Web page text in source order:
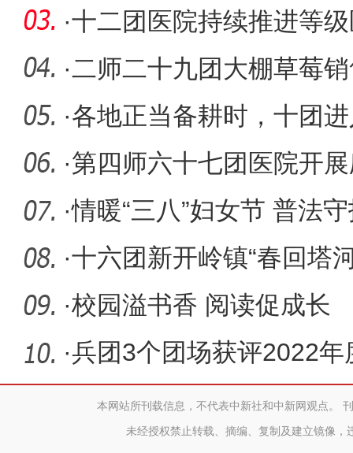
来
·十二团医院持续推进等
·二师二十九团大棚草莓
·各地正当备耕时，十团
·第四师六十七团医院开
活动
·情暖“三八”妇女节 普法守
·十六团新开岭镇“春回塔
列文
·校园溢书香 阅读促成长
·兵团3个团场获评2022
动先进县
本网站所刊载信息，不代表中新社和中新网观点。
未经授权禁止转载、摘编、复制及建立镜像，